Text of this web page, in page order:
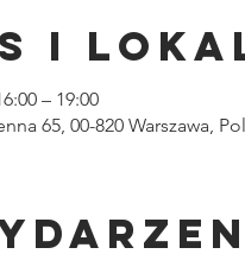
i
– 19:00
65, 00-820 Warszawa,